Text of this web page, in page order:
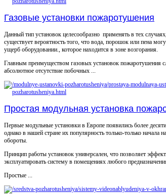
Газовые установки пожаротушения
Данный тип установок целесообразно применять в тех
существует вероятность того, что вода, порошок или пена
ущерб оборудовании., которое находится в зоне возгорания.
Главным преимуществом газовых установок пожаротушения
абсолютное отсутствие побочных ...
Простая модульная установка
Первые модульные установки в Европе появились более
однако в нашей стране их популярность только-только начала
обороты.
Принцип работы установок универсален, что позволяет
эксплуатировать систему в помещениях любого
Простые ...